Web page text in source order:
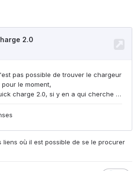
liens où il est possible de se le procurer